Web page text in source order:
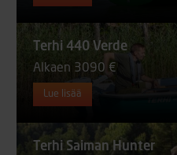
Terhi 440 Verde
Alkaen 3090 €
Lue lisää
Terhi Saiman Hunter